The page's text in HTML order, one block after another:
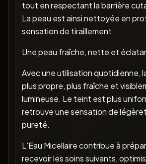
tout en respectant la barrière
La peau est ainsi nettoyée en
sensation de tiraillement.
Une peau fraîche, nette et
Avec une utilisation quotidienne,
plus propre, plus fraîche et
lumineuse. Le teint est plus
retrouve une sensation de
pureté.
L’Eau Micellaire contribue à
recevoir les soins suivants,